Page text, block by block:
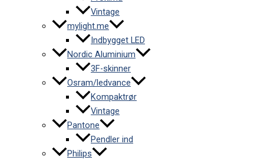
Vintage
mylight.me
Indbygget LED
Nordic Aluminium
3F-skinner
Osram/ledvance
Kompaktrør
Vintage
Pantone
Pendler ind
Philips